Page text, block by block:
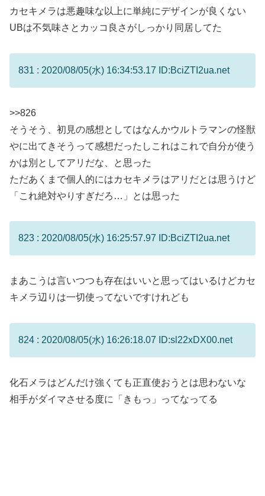
カセキメラは悪趣味な以上に単純にデザインが良くない
UBは不気味さとカッコ良さがしっかり同居してた
831 : 2020/08/05(水) 16:34:53.17 ID:BciZTI2ua.net
>>826
そうそう、初見の感想としてはなんかウルトラマンの怪獣
やに出てきそうって感想だったしこれはこれで自分が使う
かは別としてアリだな、と思った
ただあくまで個人的にはカセキメラはアリだとは思うけど
「これ絶対やりすぎだろ…」とは思った
823 : 2020/08/05(水) 16:25:57.97 ID:BciZTI2ua.net
まあこうは言いつつも存在はいいと思ってはいるけどカセ
キメラ辺りは一切使ってないですけれども
824 : 2020/08/05(水) 16:26:18.07 ID:sl22xDX00.net
化石メラはどんだけ強くても正直使おうとは思わないな
相手がダイマさせる度に「きもっ」ってなってる